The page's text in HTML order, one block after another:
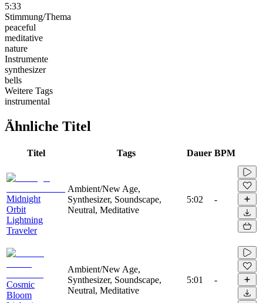
5:33
Stimmung/Thema
peaceful
meditative
nature
Instrumente
synthesizer
bells
Weitere Tags
instrumental
Ähnliche Titel
Titel Tags Dauer BPM
Midnight
Orbit
Lightning
Traveler
Ambient/New Age,
Synthesizer, Soundscape,
Neutral, Meditative
5:02 -
Cosmic
Bloom
Ambient/New Age,
Synthesizer, Soundscape,
Neutral, Meditative
5:01 -